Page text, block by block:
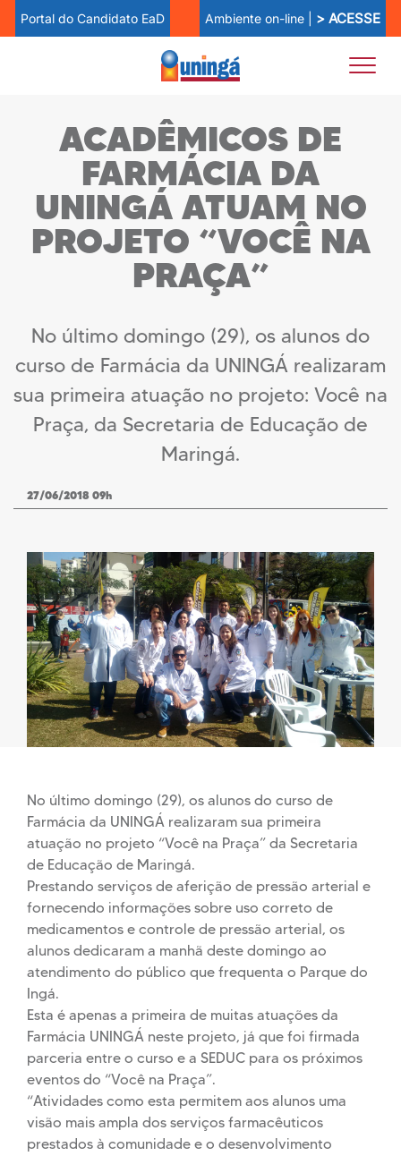
Portal do Candidato EaD Ambiente on-line | > ACESSE
ACADÊMICOS DE
FARMÁCIA DA
UNINGÁ ATUAM NO
PROJETO “VOCÊ NA
PRAÇA”
No último domingo (29), os alunos do
curso de Farmácia da UNINGÁ realizaram
sua primeira atuação no projeto: Você na
Praça, da Secretaria de Educação de
Maringá.
27/06/2018 09h
No último domingo (29), os alunos do curso de
Farmácia da UNINGÁ realizaram sua primeira
atuação no projeto “Você na Praça” da Secretaria
de Educação de Maringá.
Prestando serviços de aferição de pressão arterial e
fornecendo informações sobre uso correto de
medicamentos e controle de pressão arterial, os
alunos dedicaram a manhã deste domingo ao
atendimento do público que frequenta o Parque do
Ingá.
Esta é apenas a primeira de muitas atuações da
Farmácia UNINGÁ neste projeto, já que foi firmada
parceria entre o curso e a SEDUC para os próximos
eventos do “Você na Praça”.
“Atividades como esta permitem aos alunos uma
visão mais ampla dos serviços farmacêuticos
prestados à comunidade e o desenvolvimento